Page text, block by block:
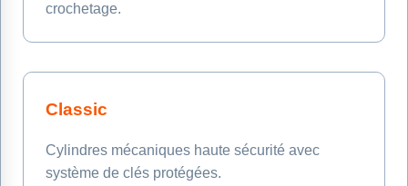
crochetage.
Classic
Cylindres mécaniques haute sécurité avec
système de clés protégées.